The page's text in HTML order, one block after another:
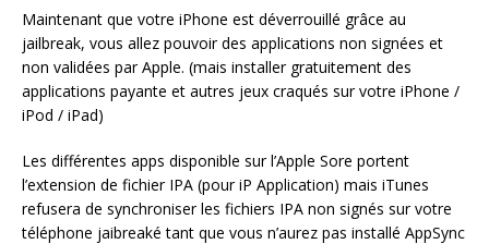
Maintenant que votre iPhone est déverrouillé grâce au
jailbreak, vous allez pouvoir des applications non signées et
non validées par Apple. (mais installer gratuitement des
applications payante et autres jeux craqués sur votre iPhone /
iPod / iPad)
Les différentes apps disponible sur l’Apple Sore portent
l’extension de fichier IPA (pour iP Application) mais iTunes
refusera de synchroniser les fichiers IPA non signés sur votre
téléphone jaibreaké tant que vous n’aurez pas installé AppSync